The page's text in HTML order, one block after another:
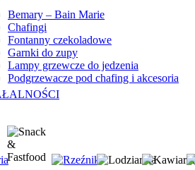
Bemary – Bain Marie
Chafingi
Fontanny czekoladowe
Garnki do zupy
Lampy grzewcze do jedzenia
Podgrzewacze pod chafing i akcesoria